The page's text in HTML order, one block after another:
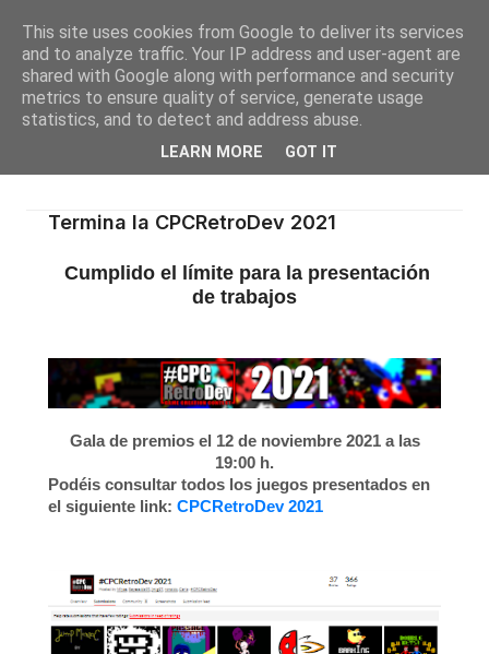
Termina la CPCRetroDev 2021
Cumplido el límite para la presentación
de trabajos
Gala de premios el 12 de noviembre 2021 a las
19:00 h.
Podéis consultar todos los juegos presentados en
el siguiente link: CPCRetroDev 2021
This site uses cookies from Google to deliver its services
and to analyze traffic. Your IP address and user-agent are
shared with Google along with performance and security
metrics to ensure quality of service, generate usage
statistics, and to detect and address abuse.
LEARN MORE GOT IT